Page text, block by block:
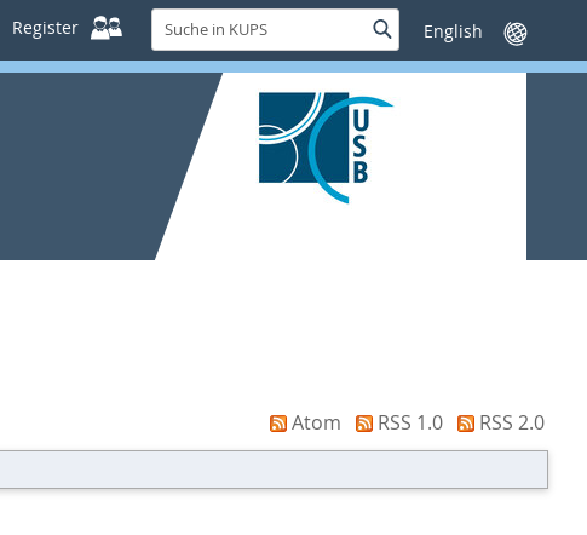
Register
Suche
in
KUPS
SucheSprache
wechseln
Atom RSS 1.0
RSS 2.0